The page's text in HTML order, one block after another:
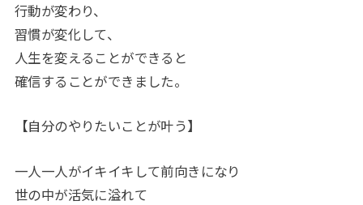
行動が変わり、
習慣が変化して、
人生を変えることができると
確信することができました。
【自分のやりたいことが叶う】
一人一人がイキイキして前向きになり
世の中が活気に溢れて